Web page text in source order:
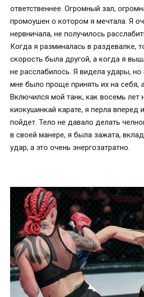
ответственнее. Огромный зал,
промоушен о котором я мечтала. Я
нервничала, не получилось
Когда я разминалась в раздевалке,
скорость была другой, а когда я
не расслабилось. Я видела удары, но
мне было проще принять их на себя,
Включился мой танк, как восемь лет
киокушинкай карате, я перла вперед
пойдет. Тело не давало делать
в своей манере, я была зажата,
удар, а это очень энергозатратно.